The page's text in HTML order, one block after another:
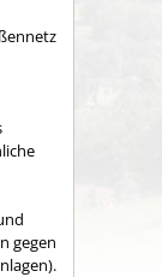
gegen